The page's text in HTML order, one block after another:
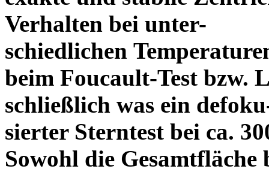
Verhalten bei unter-
schiedlichen
beim Foucault-Test bzw.
schließlich was ein
sierter Sterntest bei ca.
Sowohl die